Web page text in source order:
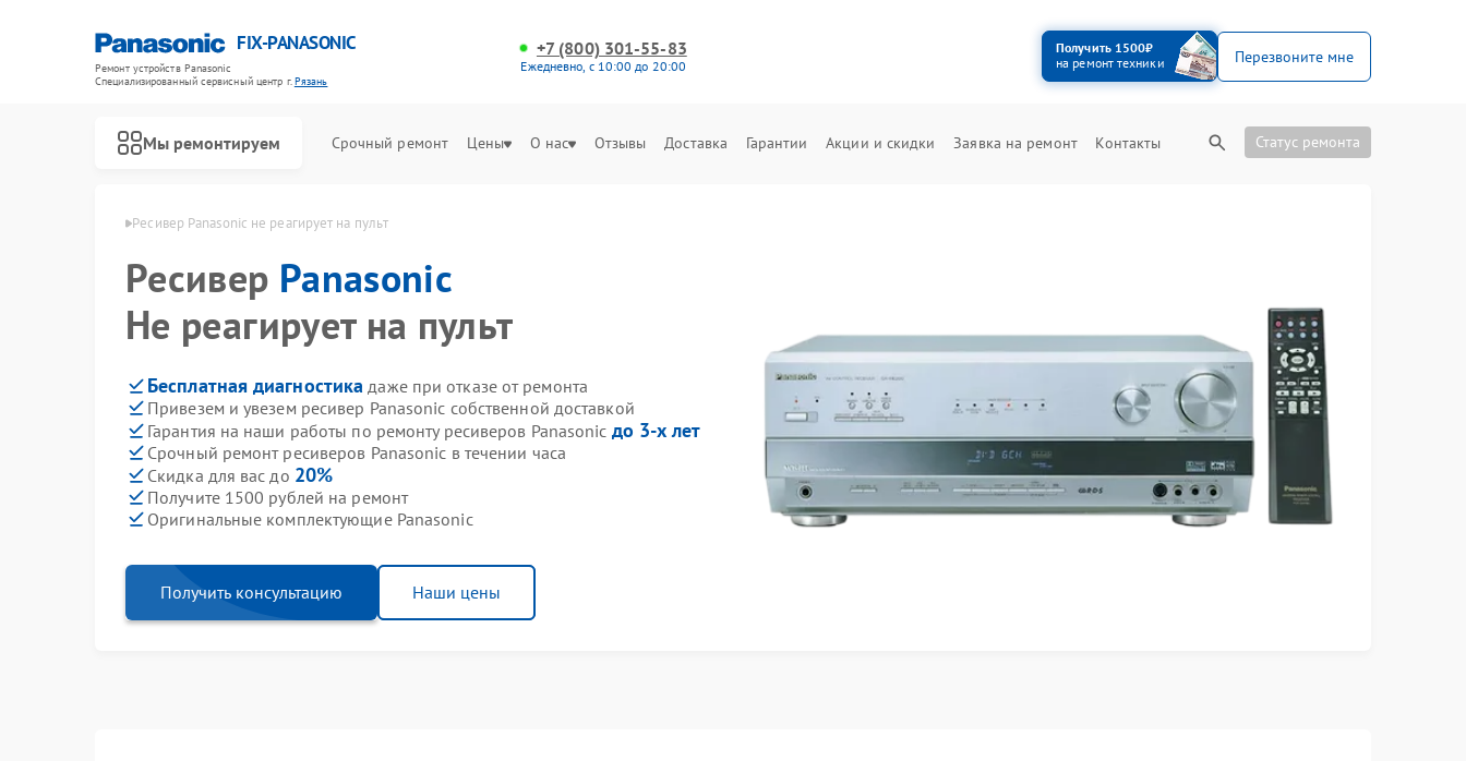
FIX-PANASONIC
Ремонт устройств Panasonic
Специализированный cервисный центр г.Рязань
+7 (800) 301-55-83
Ежедневно, с 10:00 до 20:00
Получить 1500₽
на ремонт техники
Перезвоните мне
Мы ремонтируем Срочный ремонт Цены О нас Отзывы Доставка Гарантии Акции и скидки Заявка на ремонт Контакты Статус ремонта
Panasonic в Рязани Ресивер Panasonic не реагирует на пульт
Ресивер Panasonic
Не реагирует на пульт
Бесплатная диагностика даже при отказе от ремонта
Привезем и увезем ресивер Panasonic собственной доставкой
Гарантия на наши работы по ремонту ресиверов Panasonic до 3-х лет
Срочный ремонт ресиверов Panasonic в течении часа
Скидка для вас до 20%
Получите 1500 рублей на ремонт
Оригинальные комплектующие Panasonic
Получить консультацию Наши цены